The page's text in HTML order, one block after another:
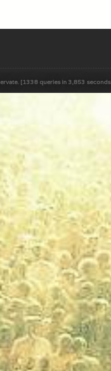
[1338 queries in 3,853